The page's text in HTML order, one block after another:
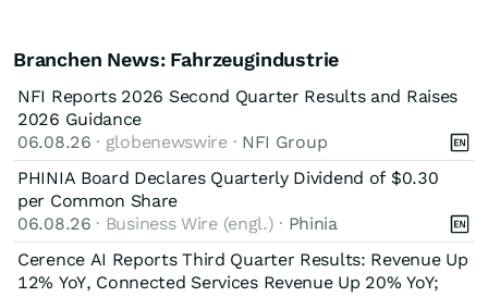
Branchen News: Fahrzeugindustrie
NFI Reports 2026 Second Quarter Results and Raises
2026 Guidance
06.08.26 · globenewswire · NFI Group
PHINIA Board Declares Quarterly Dividend of $0.30
per Common Share
06.08.26 · Business Wire (engl.) · Phinia
Cerence AI Reports Third Quarter Results: Revenue Up
12% YoY, Connected Services Revenue Up 20% YoY;